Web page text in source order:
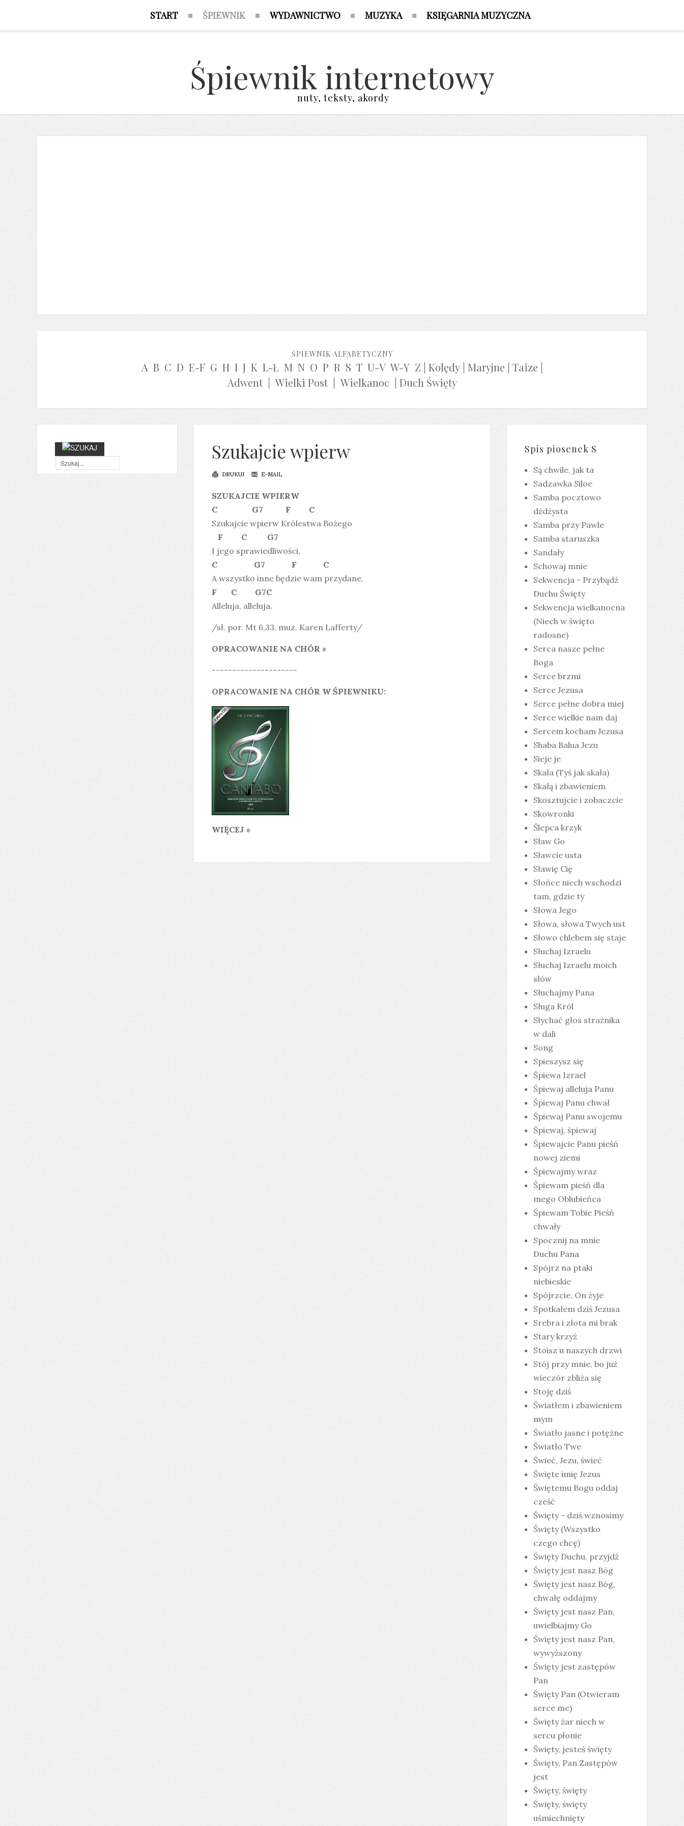
START ŚPIEWNIK WYDAWNICTWO MUZYKA KSIĘGARNIA MUZYCZNA
Śpiewnik internetowy
nuty, teksty, akordy
ŚPIEWNIK ALFABETYCZNY
A B C D E-F G H I J K L-Ł M N O P R S T U-V W-Y Z Kolędy| Maryjne Taize
Adwent| Wielki Post| Wielkanoc Duch Święty
Szukajcie wpierw
DRUKUJ E-MAIL
SZUKAJCIE WPIERW
C G7 F C
Szukajcie wpierw Królestwa Bożego
F C G7
I jego sprawiedliwości,
C G7 F C
A wszystko inne będzie wam przydane,
F C G7C
Alleluja, alleluja.
/sł. por. Mt 6,33, muz. Karen Lafferty/
OPRACOWANIE NA CHÓR »
---------------------
OPRACOWANIE NA CHÓR W ŚPIEWNIKU:
WIĘCEJ »
Spis piosenek S
Są chwile, jak ta
Sadzawka Siloe
Samba pocztowo
dżdżysta
Samba przy Pawle
Samba staruszka
Sandały
Schowaj mnie
Sekwencja - Przybądź
Duchu Święty
Sekwencja wielkanocna
(Niech w święto
radosne)
Serca nasze pełne
Boga
Serce brzmi
Serce Jezusa
Serce pełne dobra miej
Serce wielkie nam daj
Sercem kocham Jezusa
Shaba Balua Jezu
Sieje je
Skała (Tyś jak skała)
Skałą i zbawieniem
Skosztujcie i zobaczcie
Skowronki
Ślepca krzyk
Sław Go
Sławcie usta
Sławię Cię
Słońce niech wschodzi
tam, gdzie ty
Słowa Jego
Słowa, słowa Twych ust
Słowo chlebem się staje
Słuchaj Izraelu
Słuchaj Izraelu moich
słów
Słuchajmy Pana
Sługa Król
Słychać głos strażnika
w dali
Song
Spieszysz się
Śpiewa Izrael
Śpiewaj alleluja Panu
Śpiewaj Panu chwał
Śpiewaj Panu swojemu
Śpiewaj, śpiewaj
Śpiewajcie Panu pieśń
nowej ziemi
Śpiewajmy wraz
Śpiewam pieśń dla
mego Oblubieńca
Śpiewam Tobie Pieśń
chwały
Spocznij na mnie
Duchu Pana
Spójrz na ptaki
niebieskie
Spójrzcie, On żyje
Spotkałem dziś Jezusa
Srebra i złota mi brak
Stary krzyż
Stoisz u naszych drzwi
Stój przy mnie, bo już
wieczór zbliża się
Stoję dziś
Światłem i zbawieniem
mym
Światło jasne i potężne
Światło Twe
Świeć, Jezu, świeć
Święte imię Jezus
Świętemu Bogu oddaj
cześć
Święty - dziś wznosimy
Święty (Wszystko
czego chcę)
Święty Duchu, przyjdź
Święty jest nasz Bóg
Święty jest nasz Bóg,
chwałę oddajmy
Święty jest nasz Pan,
uwielbiajmy Go
Święty jest nasz Pan,
wywyższony
Święty jest zastępów
Pan
Święty Pan (Otwieram
serce me)
Święty żar niech w
sercu płonie
Święty, jesteś święty
Święty, Pan Zastępów
jest
Święty, święty
Święty, święty
uśmiechnięty